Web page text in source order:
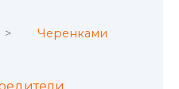
Черенками